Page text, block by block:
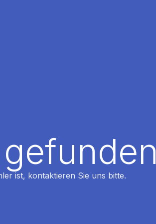
ist, kontaktieren Sie uns bitte.